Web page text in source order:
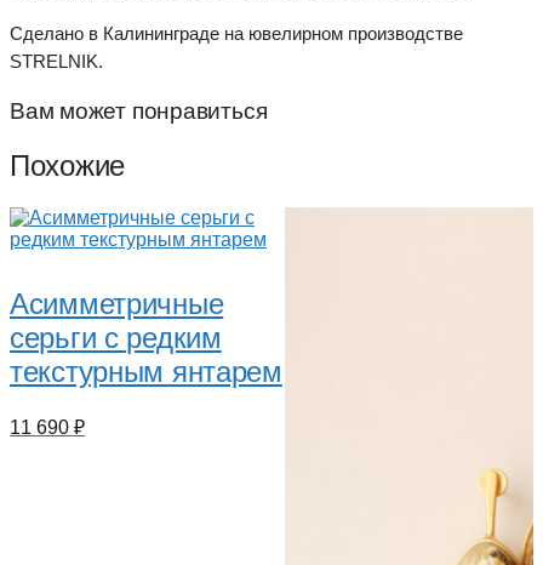
Сделано в Калининграде на ювелирном производстве
STRELNIK.
Вам может понравиться
Похожие
Асимметричные
серьги с редким
текстурным янтарем
11 690 ₽